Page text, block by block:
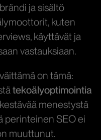
ja sisältö
kuten
käyttävät ja
vastauksiaan.
on tämä:
tekoälyoptimointia
menestystä
perinteinen SEO ei
muuttunut.